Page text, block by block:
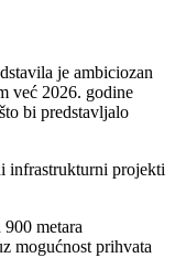
je ambiciozan
već 2026. godine
bi predstavljalo
infrastrukturni projekti
metara
mogućnost prihvata